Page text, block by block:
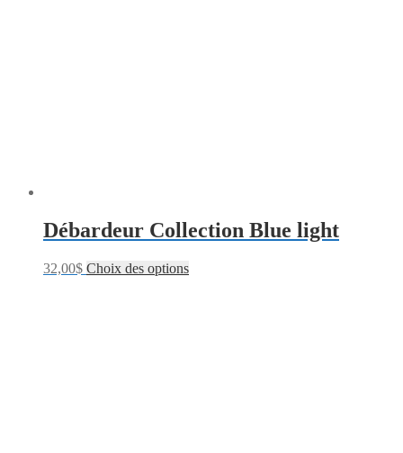
Débardeur Collection Blue light
32,00$ Choix des options